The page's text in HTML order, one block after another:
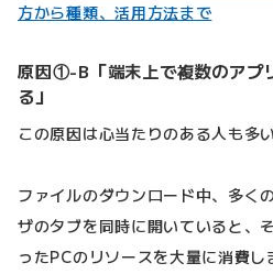
方から種類、活用方法まで
原因①-B「端末上で複数のアプ
る」
この原因は心当たりのある人も多
ファイルのダウンロード中、多く
ザのタブを同時に開いていると、
ったPCのリソースを大量に消費